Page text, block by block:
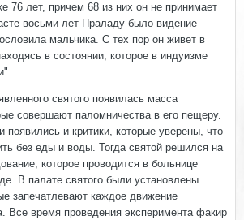
76 лет, причем 68 из них он не принимает
восьми лет Праладу было видение
мальчика. С тех пор он живет в
в состоянии, которое в индуизме
святого появилась масса
совершают паломничества в его пещеру.
и критики, которые уверены, что
без еды и воды. Тогда святой решился на
которое проводится в больнице
В палате святого были установлены
запечатлевают каждое движение
Все время проведения эксперимента факир